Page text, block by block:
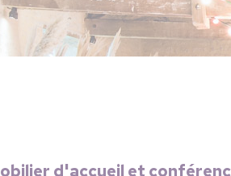
d'accueil et